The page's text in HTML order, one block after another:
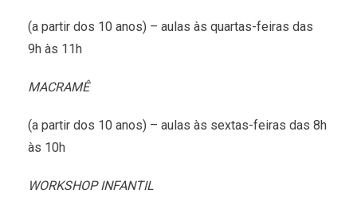
(a partir dos 10 anos) – aulas às quartas-feiras das
9h às 11h
MACRAMÊ
(a partir dos 10 anos) – aulas às sextas-feiras das 8h
às 10h
WORKSHOP INFANTIL